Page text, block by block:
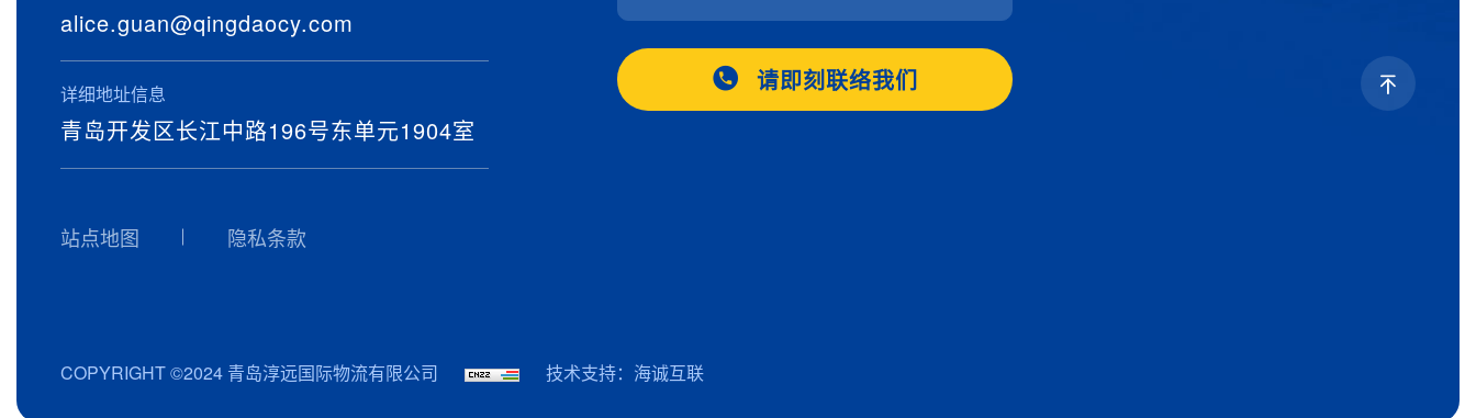
alice.guan@qingdaocy.com
详细地址信息
青岛开发区长江中路196号东单元1904室
站点地图 隐私条款
请即刻联络我们
COPYRIGHT ©2024 青岛淳远国际物流有限公司 技术支持：海诚互联